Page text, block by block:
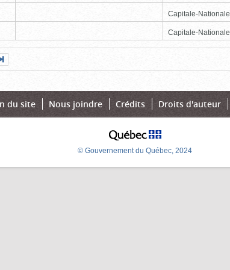
Capitale-Nationale
Capitale-Nationale
du site Nous joindre Crédits Droits d'auteur
© Gouvernement du Québec, 2024